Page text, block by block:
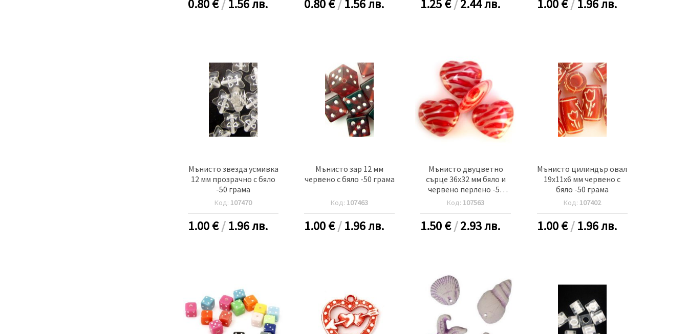
0.80€/1.56 лв. 0.80€/1.56 лв. 1.25€/2.44 лв. 1.00€/1.96 лв.
Мънисто звезда усмивка
12 мм прозрачно с бяло
-50 грама
Код: 107470
1.00€/1.96 лв.
Мънисто зар 12 мм
червено с бяло -50 грама
Код: 107463
1.00€/1.96 лв.
Мънисто двуцветно
сърце 36x32 мм бяло и
червено перлено -50
грама
Код: 107563
1.50€/2.93 лв.
Мънисто цилиндър овал
19x11x6 мм червено с
бяло -50 грама
Код: 107402
1.00€/1.96 лв.